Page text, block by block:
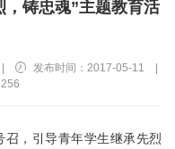
铸忠魂”主题教育活
| 发布时间：2017-05-11
|
256
，引导青年学生继承先烈